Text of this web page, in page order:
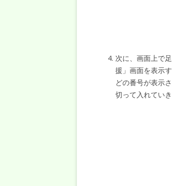
次に、画面上で
援」画面を表示
どの番号が表示
切って入れてい